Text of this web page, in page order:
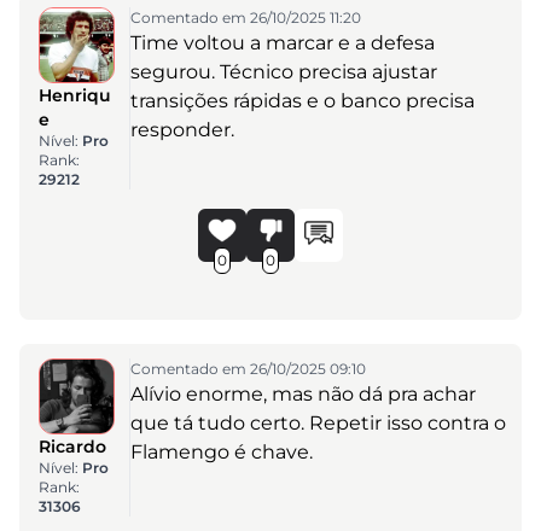
Henriqu
e
Nível: Pro
Rank:
29212
Comentado em 26/10/2025 11:20
Time voltou a marcar e a defesa
segurou. Técnico precisa ajustar
transições rápidas e o banco precisa
responder.
0 0
Ricardo
Nível: Pro
Rank:
31306
Comentado em 26/10/2025 09:10
Alívio enorme, mas não dá pra achar
que tá tudo certo. Repetir isso contra o
Flamengo é chave.